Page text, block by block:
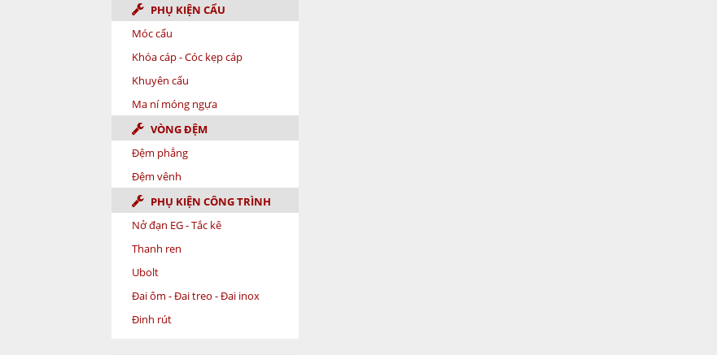
PHỤ KIỆN CẨU
Móc cẩu
Khóa cáp - Cóc kẹp cáp
Khuyên cẩu
Ma ní móng ngựa
VÒNG ĐỆM
Đệm phẳng
Đệm vênh
PHỤ KIỆN CÔNG TRÌNH
Nở đạn EG - Tắc kê
Thanh ren
Ubolt
Đai ôm - Đai treo - Đai inox
Đinh rút